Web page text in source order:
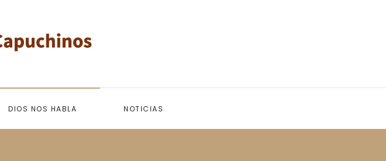
DIOS NOS HABLA NOTICIAS